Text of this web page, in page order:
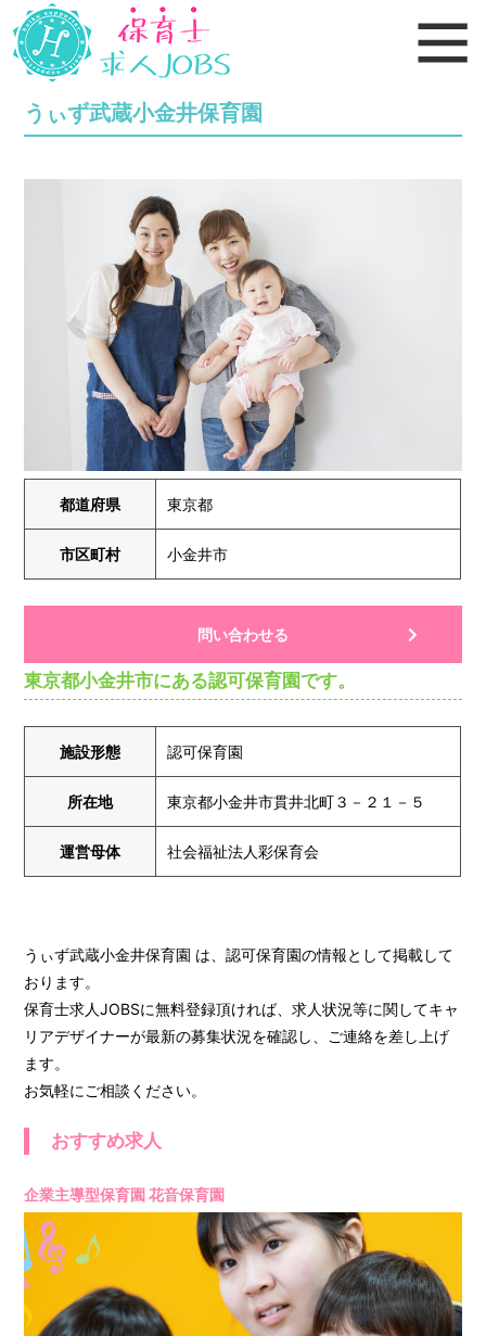
うぃず武蔵小金井保育園
都道府県 東京都
市区町村 小金井市
問い合わせる
東京都小金井市にある認可保育園です。
施設形態 認可保育園
所在地 東京都小金井市貫井北町３－２１－５
運営母体 社会福祉法人彩保育会
うぃず武蔵小金井保育園 は、認可保育園の情報として掲載して
おります。
保育士求人JOBSに無料登録頂ければ、求人状況等に関してキャ
リアデザイナーが最新の募集状況を確認し、ご連絡を差し上げ
ます。
お気軽にご相談ください。
おすすめ求人
企業主導型保育園 花音保育園